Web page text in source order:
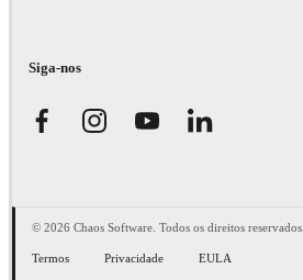
Siga-nos
© 2026 Chaos Software. Todos os direitos reservados.
Termos Privacidade EULA